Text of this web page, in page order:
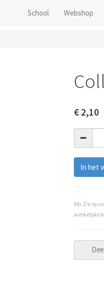
School Webshop
€ 2,10
In het
Nb. De op
werkelijke